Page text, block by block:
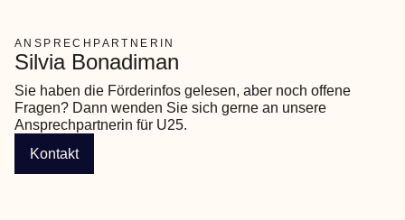
ANSPRECHPARTNERIN
Silvia Bonadiman
Sie haben die Förderinfos gelesen, aber noch offene
Fragen? Dann wenden Sie sich gerne an unsere
Ansprechpartnerin für U25.
Kontakt